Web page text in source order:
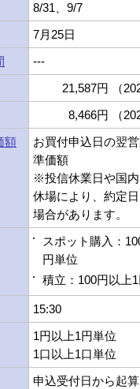
8/31、9/7
7月25日
---
21,587円 （
8,466円 （
額
お買付申込日の翌
準価額
※投信休業日や国
休場により、約定
場合があります。
スポット購入：
円単位
積立：100円以上
15:30
1円以上1円単位
1口以上1口単位
申込受付日から起